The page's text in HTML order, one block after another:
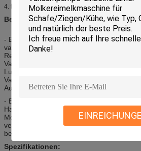
4. für Quantitäten 2 Kühe benutzt
Beschreibungen:
- Eimer-Melkmaschine wird von einigen
vacuumpipe, langes Impulsrohr, Auffänger,
Regler-, Milch- Shell, Vakuummeter, Milch-
Vakuumverbindung, Vakuumpumpe-,
Luftströmungsmeterverbindung, Milch-
Vakuumpunkt, Milcheimer oder
Auspuffdruckpunkt.
- Eimer-Melkmaschine hat einen
Handbuch vergleicht
Melkmaschine; sie kann das Melken von
verbessern. Weil eine Arbeitskraft 2 bis 3
betreiben kann.
Spezifikationen: